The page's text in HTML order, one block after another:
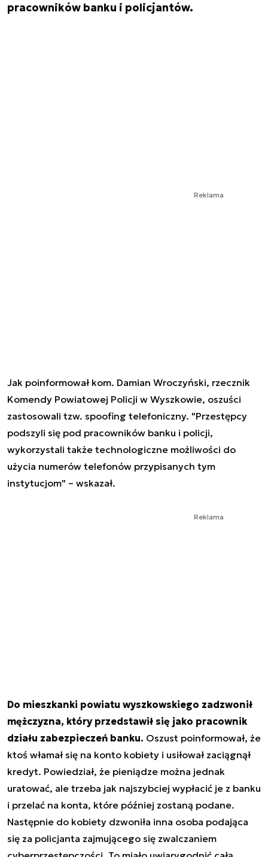
pracowników banku i policjantów.
Reklama
Jak poinformował kom. Damian Wroczyński, rzecznik
Komendy Powiatowej Policji w Wyszkowie, oszuści
zastosowali tzw. spoofing telefoniczny. "Przestępcy
podszyli się pod pracowników banku i policji,
wykorzystali także technologiczne możliwości do
użycia numerów telefonów przypisanych tym
instytucjom" – wskazał.
Reklama
Do mieszkanki powiatu wyszkowskiego zadzwonił
mężczyzna, który przedstawił się jako pracownik
działu zabezpieczeń banku. Oszust poinformował, że
ktoś włamał się na konto kobiety i usiłował zaciągnął
kredyt. Powiedział, że pieniądze można jednak
uratować, ale trzeba jak najszybciej wypłacić je z banku
i przelać na konta, które później zostaną podane.
Następnie do kobiety dzwoniła inna osoba podająca
się za policjanta zajmującego się zwalczaniem